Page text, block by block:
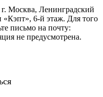
Москва, Ленинградский
6-й этаж. Для того
письмо на почту:
не предусмотрена.